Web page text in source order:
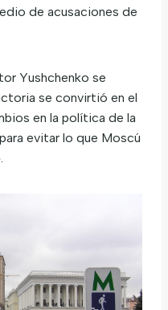
de acusaciones de
Yushchenko se
se convirtió en el
en la política de la
evitar lo que Moscú